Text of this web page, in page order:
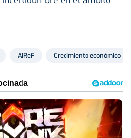
AIReF Crecimiento económico